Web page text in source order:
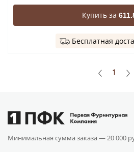
Купить за
Бесплатная
1
Минимальная сумма заказа —20 000